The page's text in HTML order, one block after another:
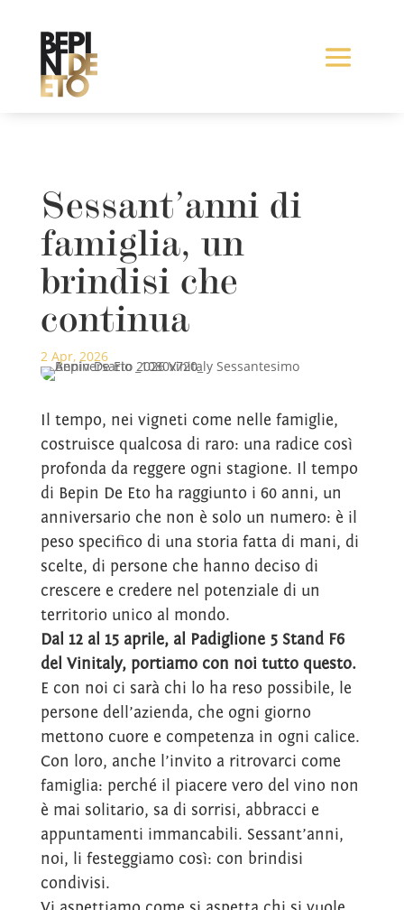
Sessant’anni di
famiglia, un
brindisi che
continua
2 Apr, 2026
Il tempo, nei vigneti come nelle famiglie,
costruisce qualcosa di raro: una radice così
profonda da reggere ogni stagione. Il tempo
di Bepin De Eto ha raggiunto i 60 anni, un
anniversario che non è solo un numero: è il
peso specifico di una storia fatta di mani, di
scelte, di persone che hanno deciso di
crescere e credere nel potenziale di un
territorio unico al mondo.
Dal 12 al 15 aprile, al Padiglione 5 Stand F6
del Vinitaly,portiamo con noi tutto questo.
E con noi ci sarà chi lo ha reso possibile, le
persone dell’azienda, che ogni giorno
mettono cuore e competenza in ogni calice.
Con loro, anche l’invito a ritrovarci come
famiglia: perché il piacere vero del vino non
è mai solitario, sa di sorrisi, abbracci e
appuntamenti immancabili. Sessant’anni,
noi, li festeggiamo così: con brindisi
condivisi.